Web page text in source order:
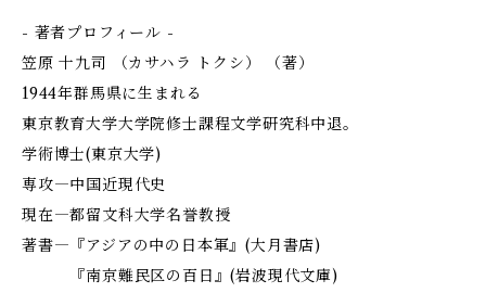
- 著者プロフィール -
笠原 十九司 （カサハラ トクシ） （著）
1944年群馬県に生まれる
東京教育大学大学院修士課程文学研究科中退。
学術博士(東京大学)
専攻―中国近現代史
現在―都留文科大学名誉教授
著書―『アジアの中の日本軍』(大月書店)
『南京難民区の百日』(岩波現代文庫)